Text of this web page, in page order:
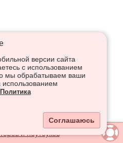
версии сайта
с использованием
мы обрабатываем ваши
Политика
Соглашаюсь
и ноутбуков